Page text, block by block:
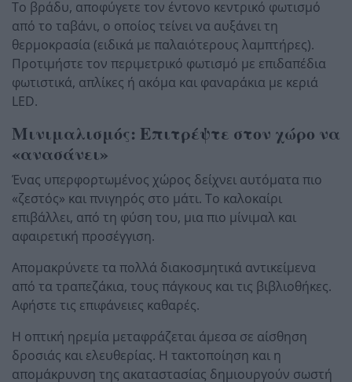
Το βράδυ, αποφύγετε τον έντονο κεντρικό φωτισμό
από το ταβάνι, ο οποίος τείνει να αυξάνει τη
θερμοκρασία (ειδικά με παλαιότερους λαμπτήρες).
Προτιμήστε τον περιμετρικό φωτισμό με επιδαπέδια
φωτιστικά, απλίκες ή ακόμα και φαναράκια με κεριά
LED.
Μινιμαλισμός: Επιτρέψτε στον χώρο να
«ανασάνει»
Ένας υπερφορτωμένος χώρος δείχνει αυτόματα πιο
«ζεστός» και πνιγηρός στο μάτι. Το καλοκαίρι
επιβάλλει, από τη φύση του, μια πιο μίνιμαλ και
αφαιρετική προσέγγιση.
Απομακρύνετε τα πολλά διακοσμητικά αντικείμενα
από τα τραπεζάκια, τους πάγκους και τις βιβλιοθήκες.
Αφήστε τις επιφάνειες καθαρές.
Η οπτική ηρεμία μεταφράζεται άμεσα σε αίσθηση
δροσιάς και ελευθερίας. Η τακτοποίηση και η
απομάκρυνση της ακαταστασίας δημιουργούν σωστή